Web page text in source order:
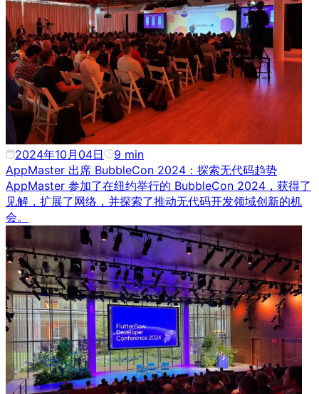
2024年10月04日 9 min
AppMaster 出席 BubbleCon 2024：探索无代码趋势
AppMaster 参加了在纽约举行的 BubbleCon 2024，获得了
见解，扩展了网络，并探索了推动无代码开发领域创新的机
会。